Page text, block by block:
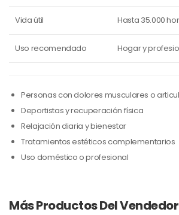
Vida útil Hasta 35.000
Uso recomendado Hogar y
Personas con dolores musculares o
Deportistas y recuperación física
Relajación diaria y bienestar
Tratamientos estéticos complementarios
Uso doméstico o profesional
Más Productos Del Vendedor